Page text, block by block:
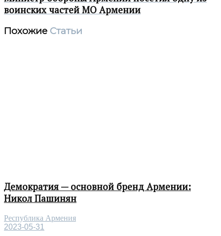
воинских частей МО Армении
Похожие Статьи
Демократия — основной бренд Армении:
Никол Пашинян
Республика Армения
2023-05-31